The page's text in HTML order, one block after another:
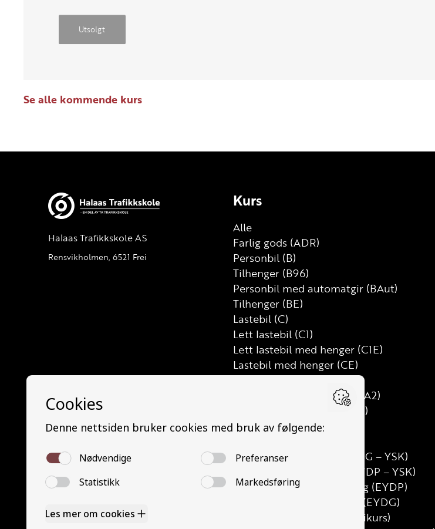
Utsolgt
Se alle kommende kurs
Halaas Trafikkskole AS
Rensvikholmen, 6521 Frei
Kurs
Alle
Farlig gods (ADR)
Personbil (B)
Tilhenger (B96)
Personbil med automatgir (BAut)
Tilhenger (BE)
Lastebil (C)
Lett lastebil (C1)
Lett lastebil med henger (C1E)
Lastebil med henger (CE)
Buss (D)
Mellomtung motorsykkel (A2)
Minibuss med henger (D1E)
Buss med henger (DE)
Grunnutdanning Gods (YDG – YSK)
Grunnutdanning Person (YDP – YSK)
YSK Person etterutdanning (EYDP)
YSK Gods etterutdanning (EYDG)
Nettbasert teorikurs (Teorikurs)